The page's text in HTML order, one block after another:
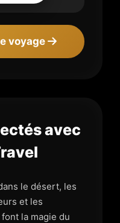
voyage
avec
le désert, les
et les
la magie du